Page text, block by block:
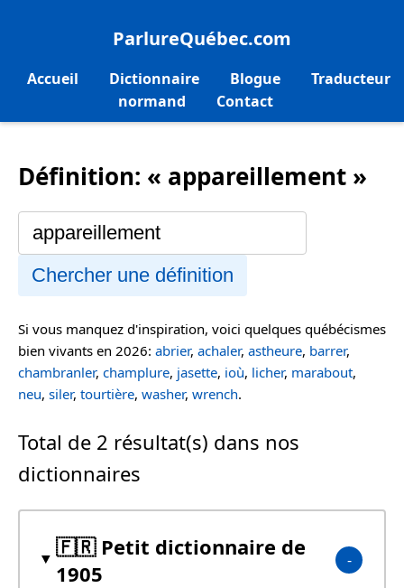
ParlureQuébec.com
Accueil Dictionnaire Blogue
Traducteur
normand
Contact
Définition: « appareillement »
Chercher une définition
Si vous manquez d'inspiration, voici quelques québécismes
bien vivants en 2026: abrier, achaler, astheure, barrer,
chambranler, champlure, jasette, ioù, licher, marabout,
neu, siler, tourtière, washer, wrench.
Total de 2 résultat(s) dans nos
dictionnaires
🇫🇷 Petit dictionnaire de
1905